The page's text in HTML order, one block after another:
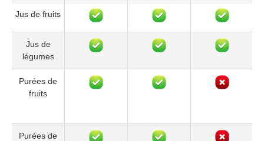
Jus de fruits
Jus de
légumes
Purées de
fruits
Purées de